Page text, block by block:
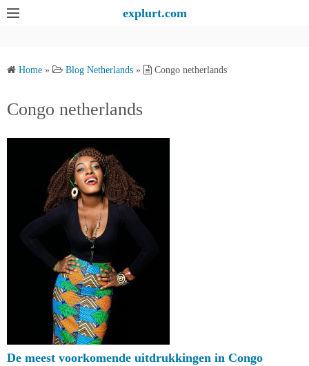
explurt.com
Home » Blog Netherlands » Congo netherlands
Congo netherlands
De meest voorkomende uitdrukkingen in Congo